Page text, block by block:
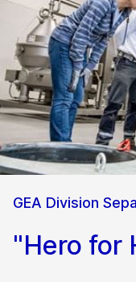
GEA Division
"Hero for